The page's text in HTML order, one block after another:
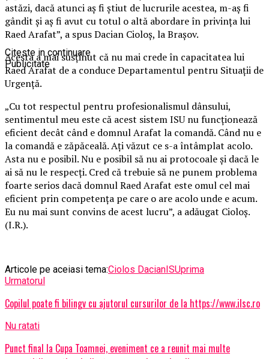
astăzi, dacă atunci aș fi știut de lucrurile acestea, m-aș fi
gândit și aș fi avut cu totul o altă abordare în privința lui
Raed Arafat”, a spus Dacian Cioloș, la Brașov.
Acesta a mai susținut că nu mai crede în capacitatea lui
Raed Arafat de a conduce Departamentul pentru Situații de
Urgență.
„Cu tot respectul pentru profesionalismul dânsului,
sentimentul meu este că acest sistem ISU nu funcționează
eficient decât când e domnul Arafat la comandă. Când nu e
la comandă e zăpăceală. Ați văzut ce s-a întâmplat acolo.
Asta nu e posibil. Nu e posibil să nu ai protocoale și dacă le
ai să nu le respecți. Cred că trebuie să ne punem problema
foarte serios dacă domnul Raed Arafat este omul cel mai
eficient prin competența pe care o are acolo unde e acum.
Eu nu mai sunt convins de acest lucru”, a adăugat Cioloș.
(I.R.).
Articole pe aceiasi tema:Ciolos DacianISUprima
Urmatorul
Copilul poate fi bilingv cu ajutorul cursurilor de la https://www.ilsc.ro
Nu ratati
Punct final la Cupa Toamnei, eveniment ce a reunit mai multe
Citeste in continuare
Publicitate